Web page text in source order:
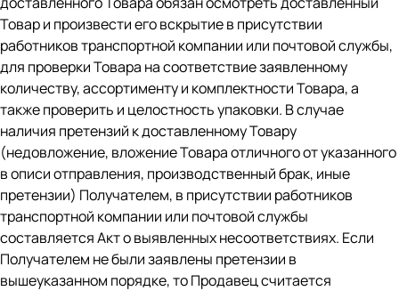
Товар и произвести его вскрытие в присутствии
работников транспортной компании или почтовой службы,
для проверки Товара на соответствие заявленному
количеству, ассортименту и комплектности Товара, а
также проверить и целостность упаковки. В случае
наличия претензий к доставленному Товару
(недовложение, вложение Товара отличного от указанного
в описи отправления, производственный брак, иные
претензии) Получателем, в присутствии работников
транспортной компании или почтовой службы
составляется Акт о выявленных несоответствиях. Если
Получателем не были заявлены претензии в
вышеуказанном порядке, то Продавец считается